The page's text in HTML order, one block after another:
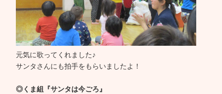
元気に歌ってくれました♪
サンタさんにも拍手をもらいましたよ！
◎くま組『サンタは今ごろ』